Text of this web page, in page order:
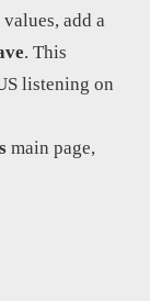
add a
. This
listening on
main page,